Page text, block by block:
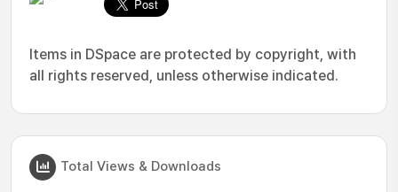
Items in DSpace are protected by copyright, with
all rights reserved, unless otherwise indicated.
Total Views & Downloads